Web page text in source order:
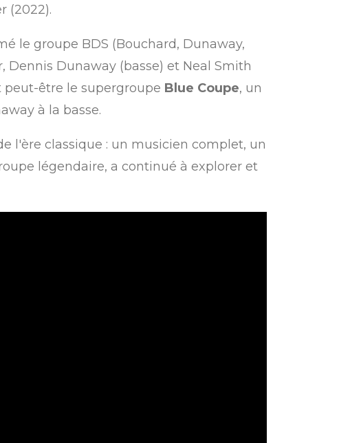
(2022).
le groupe BDS (Bouchard, Dunaway,
Dunaway (basse) et Neal Smith
peut-être le supergroupe Blue Coupe, un
à la basse.
l'ère classique : un musicien complet, un
légendaire, a continué à explorer et